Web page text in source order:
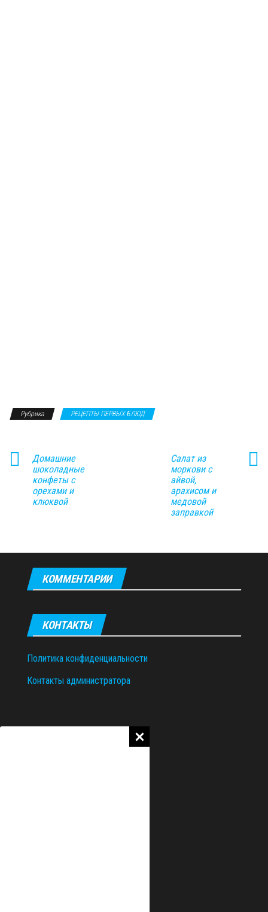
Рубрика РЕЦЕПТЫ ПЕРВЫХ БЛЮД
Домашние
шоколадные
конфеты с
орехами и
клюквой
Салат из
моркови с
айвой,
арахисом и
медовой
заправкой
КОММЕНТАРИИ
КОНТАКТЫ
Политика конфиденциальности
Контакты администратора